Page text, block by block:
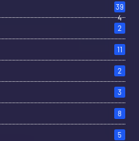
39
4
2
11
2
3
8
5